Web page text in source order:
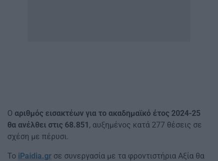
Ο αριθμός εισακτέων για το ακαδημαϊκό έτος 2024-25
θα ανέλθει στις 68.851 , αυξημένος κατά 277 θέσεις σε
σχέση με πέρυσι.
Το iPaidia.gr σε συνεργασία με τα φροντιστήρια Αξία θα